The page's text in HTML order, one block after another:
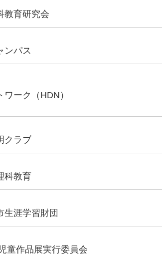
教育研究会
ンパス
ーク（HDN）
クラブ
科教育
生涯学習財団
童作品展実行委員会